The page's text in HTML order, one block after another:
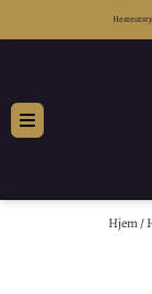
Hopp til innhold
Hjem/